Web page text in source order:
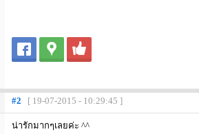
#2 [ 19-07-2015 - 10:29:45 ]
น่ารักมากๆเลยค่ะ ^^